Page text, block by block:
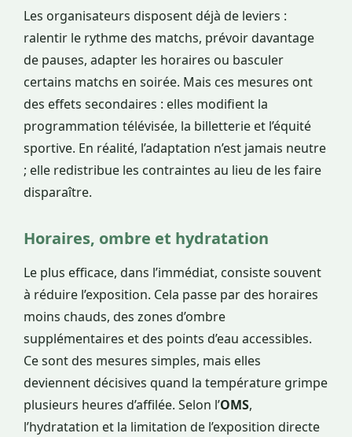
Les organisateurs disposent déjà de leviers :
ralentir le rythme des matchs, prévoir davantage
de pauses, adapter les horaires ou basculer
certains matchs en soirée. Mais ces mesures ont
des effets secondaires : elles modifient la
programmation télévisée, la billetterie et l’équité
sportive. En réalité, l’adaptation n’est jamais neutre
; elle redistribue les contraintes au lieu de les faire
disparaître.
Horaires, ombre et hydratation
Le plus efficace, dans l’immédiat, consiste souvent
à réduire l’exposition. Cela passe par des horaires
moins chauds, des zones d’ombre
supplémentaires et des points d’eau accessibles.
Ce sont des mesures simples, mais elles
deviennent décisives quand la température grimpe
plusieurs heures d’affilée. Selon l’OMS,
l’hydratation et la limitation de l’exposition directe